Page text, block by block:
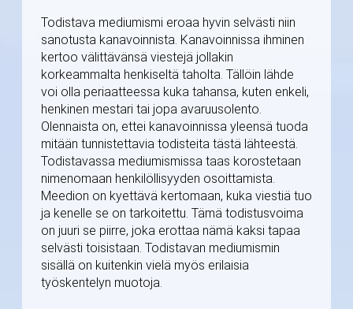
Todistava mediumismi eroaa hyvin selvästi niin
sanotusta kanavoinnista. Kanavoinnissa ihminen
kertoo välittävänsä viestejä jollakin
korkeammalta henkiseltä taholta. Tällöin lähde
voi olla periaatteessa kuka tahansa, kuten enkeli,
henkinen mestari tai jopa avaruusolento.
Olennaista on, ettei kanavoinnissa yleensä tuoda
mitään tunnistettavia todisteita tästä lähteestä.
Todistavassa mediumismissa taas korostetaan
nimenomaan henkilöllisyyden osoittamista.
Meedion on kyettävä kertomaan, kuka viestiä tuo
ja kenelle se on tarkoitettu. Tämä todistusvoima
on juuri se piirre, joka erottaa nämä kaksi tapaa
selvästi toisistaan. Todistavan mediumismin
sisällä on kuitenkin vielä myös erilaisia
työskentelyn muotoja.